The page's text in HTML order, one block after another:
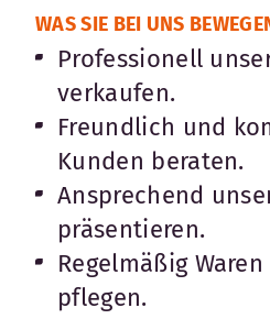
WAS SIE BEI UNS
Professionell
verkaufen.
Freundlich und
Kunden beraten.
Ansprechend
präsentieren.
Regelmäßig
pflegen.